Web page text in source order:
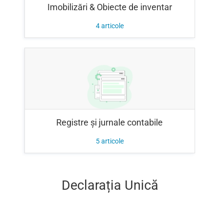
Imobilizări & Obiecte de inventar
4articole
Registre și jurnale contabile
5articole
Declarația Unică